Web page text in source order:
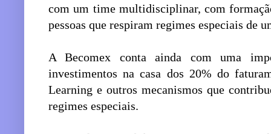
com um time multidisciplinar, com
pessoas que respiram regimes especiais de
A Becomex conta ainda com uma
investimentos na casa dos 20% do
Learning e outros mecanismos que
regimes especiais.